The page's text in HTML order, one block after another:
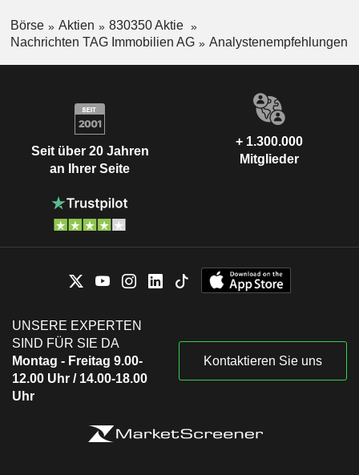
Börse Aktien
830350 Aktie
Nachrichten TAG Immobilien AG
Analystenempfehlungen
Seit über 20 Jahren
an Ihrer Seite
+ 1.300.000
Mitglieder
UNSERE EXPERTEN
SIND FÜR SIE DA
Montag - Freitag 9.00-
12.00 Uhr / 14.00-18.00
Uhr
Kontaktieren Sie uns